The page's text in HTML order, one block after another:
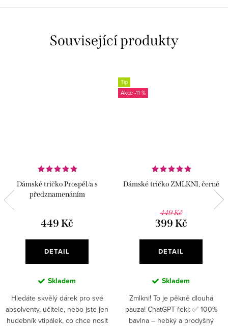
Související produkty
Dámské tričko Prospěl/a s
předznamenáním
449 Kč
DETAIL
Skladem
Hledáte skvělý dárek pro své
absolventy, učitele, nebo jste jen
hudebník vtipálek, co chce nosit
Tip
-11 %
Dámské tričko ZMLKNI, černé
449 Kč
399 Kč
DETAIL
Skladem
Zmlkni! To je pěkně dlouhá
pauza! ChatGPT řekl: ✅ 100%
bavlna – hebký a prodyšný